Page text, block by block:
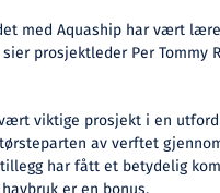
med Aquaship har vært
prosjektleder Per Tommy
viktige prosjekt i en
av verftet
har fått et betydelig